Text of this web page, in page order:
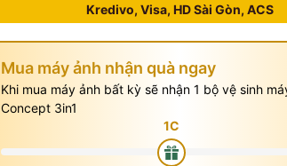
Kredivo, Visa, HD Sài Gòn, ACS
Mua máy ảnh nhận quà ngay
Khi mua máy ảnh bất kỳ sẽ nhận 1 bộ vệ sinh
Concept 3in1